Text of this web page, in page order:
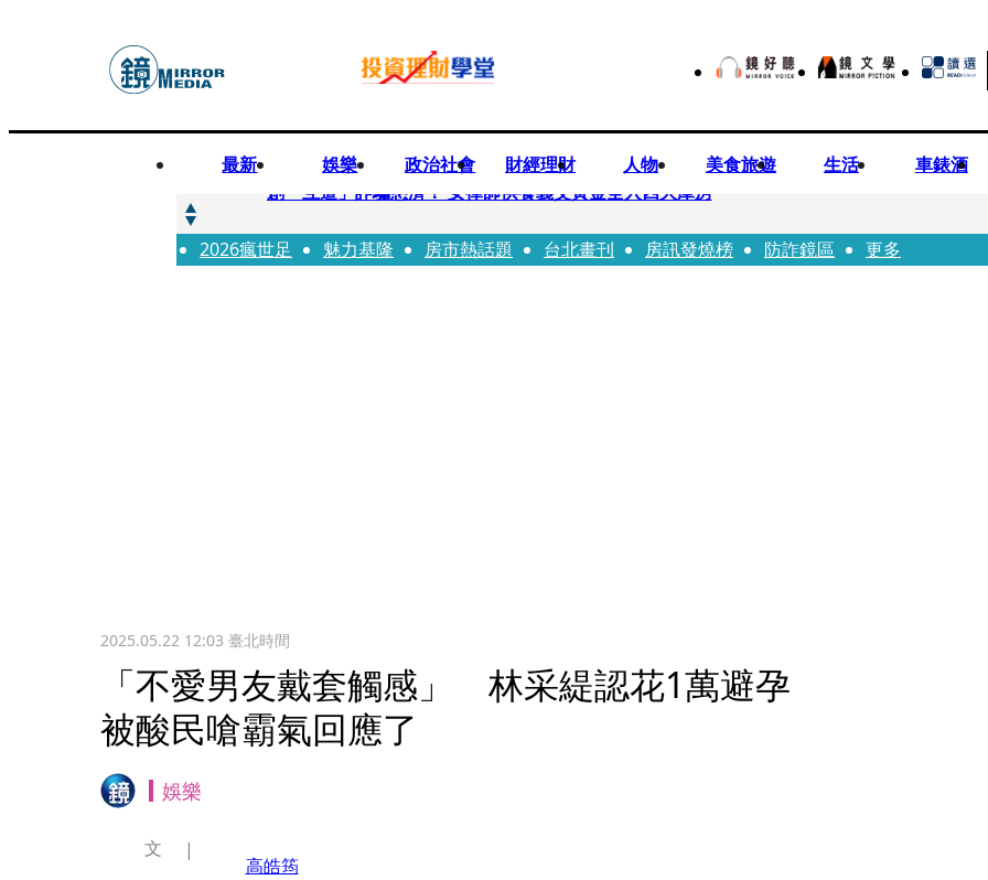
最新 娛樂 政治社會 財經理財 人物 美食旅遊 生活 車錶酒
快訊
創「互道」詐騙慈濟！ 女律師供養義父黃金全入四大庫房
快訊
前時力黨魁表態「反對刪公視預算」 盼在野三思：改凍結處理受質疑項目
2026瘋世足 魅力基隆 房市熱話題 台北畫刊 房訊發燒榜 防詐鏡區 更多
2025.05.22 12:03 臺北時間
「不愛男友戴套觸感」 林采緹認花1萬避孕
被酸民嗆霸氣回應了
娛樂
文
高皓筠